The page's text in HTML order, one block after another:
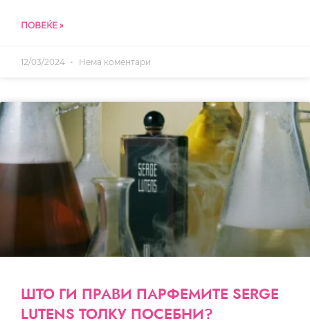
ПОВЕЌЕ »
12/03/2024 Нема коментари
ШТО ГИ ПРАВИ ПАРФЕМИТЕ SERGE
LUTENS ТОЛКУ ПОСЕБНИ?